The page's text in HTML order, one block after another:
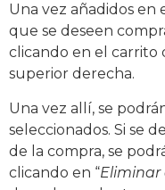
Una vez añadidos
que se deseen
clicando en el carrito
superior derecha.
Una vez allí, se
seleccionados. Si se
de la compra, se
clicando en “Eliminar